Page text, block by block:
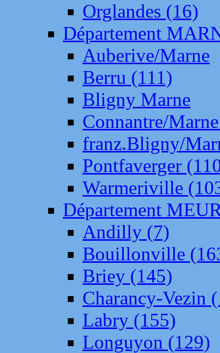
Orglandes (16)
Département
Auberive/Marne
Berru (111)
Bligny Marne
Connantre/
franz.Bligny/
Pontfaverger
Warmeriville
Département
Andilly (7)
Bouillonville
Briey (145)
Charancy-Vezin
Labry (155)
Longuyon (129)